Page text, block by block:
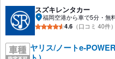
スズキレンタカー
福岡空港から車で5分・無
4.6 （口コミ 40件）
ヤリス/ノートe-